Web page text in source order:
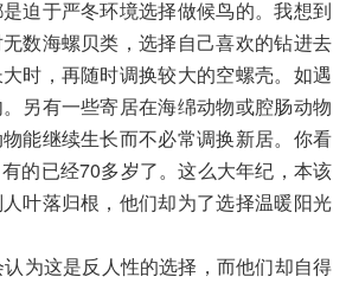
迫于严冬环境选择做候鸟的。我想到
数海螺贝类，选择自己喜欢的钻进去
时，再随时调换较大的空螺壳。如遇
另有一些寄居在海绵动物或腔肠动物
能继续生长而不必常调换新居。你看
的已经70多岁了。这么大年纪，本该
叶落归根，他们却为了选择温暖阳光
为这是反人性的选择，而他们却自得